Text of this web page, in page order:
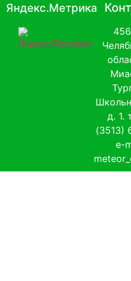
Яндекс.Метрика
д. 1.
(3513)
e-